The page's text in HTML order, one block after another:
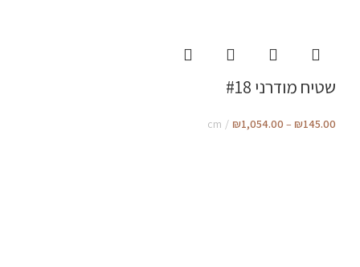
שטיח מודרני #18
₪145.00
–
₪1,054.00
cm